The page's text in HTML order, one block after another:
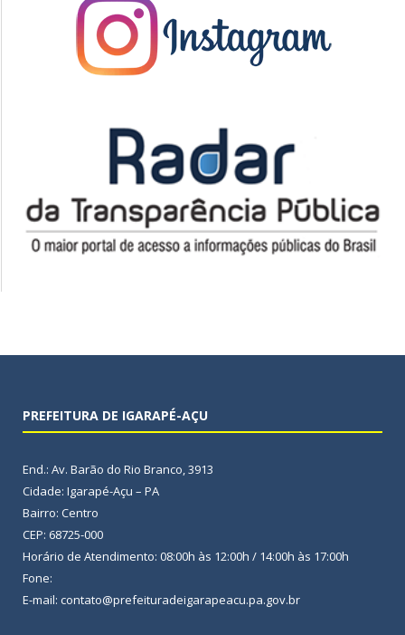
PREFEITURA DE IGARAPÉ-AÇU
End.: Av. Barão do Rio Branco, 3913
Cidade: Igarapé-Açu – PA
Bairro: Centro
CEP: 68725-000
Horário de Atendimento: 08:00h às 12:00h / 14:00h às 17:00h
Fone:
E-mail: contato@prefeituradeigarapeacu.pa.gov.br